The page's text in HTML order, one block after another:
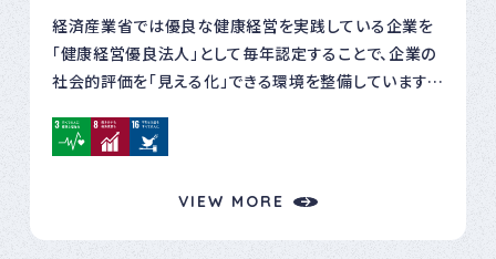
経済産業省では優良な健康経営を実践している企業を
「健康経営優良法人」として毎年認定することで、企業の
社会的評価を「見える化」できる環境を整備しています。
れ、認定証を受領いたしました。※７年連続認定登録 今
康保持・増進の取り組みに務めてまいります。
VIEW MORE